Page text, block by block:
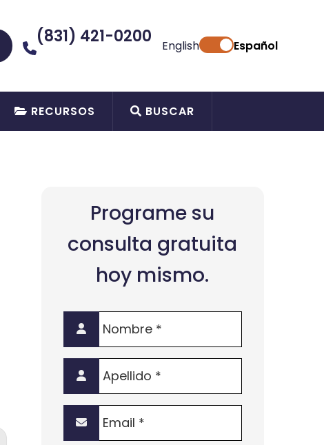
(831) 421-0200 English Español
RECURSOS BUSCAR
Programe su
consulta gratuita
hoy mismo.
Nombre
Apellido